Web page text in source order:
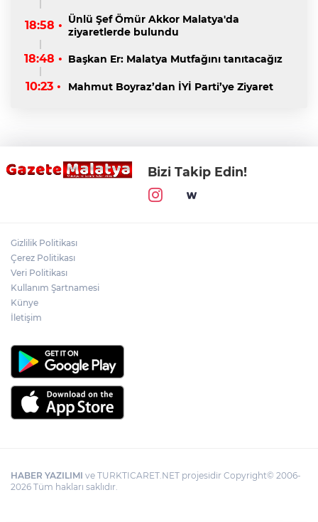
18:58 • Ünlü Şef Ömür Akkor Malatya'da
ziyaretlerde bulundu
18:48 • Başkan Er: Malatya Mutfağını tanıtacağız
10:23 • Mahmut Boyraz’dan İYİ Parti’ye Ziyaret
Bizi Takip Edin!
Gizlilik Politikası
Çerez Politikası
Veri Politikası
Kullanım Şartnamesi
Künye
İletişim
HABER YAZILIMI ve TURKTICARET.NET projesidir Copyright© 2006-
2026 Tüm hakları saklıdır.